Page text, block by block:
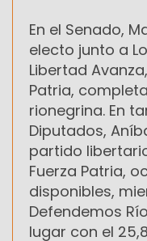
En el Senado,
electo junto a
Libertad
Patria,
rionegrina. En
Diputados,
partido
Fuerza Patria,
disponibles,
Defendemos
lugar con el